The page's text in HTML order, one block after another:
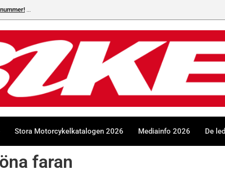
Stora Motorcykelkatalogen 2026 Mediainfo 2026 De
faran